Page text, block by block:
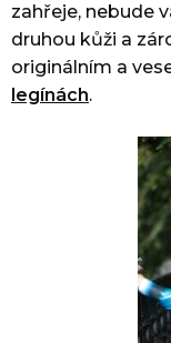
zahřeje, nebude
druhou kůži a
originálním a
legínách.